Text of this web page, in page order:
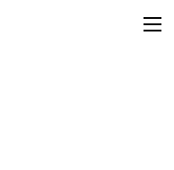
t
o